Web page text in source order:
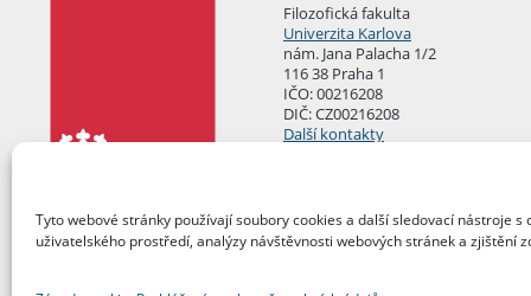
Tyto webové stránky používají soubory cookies a další sledovací nástroje s
uživatelského prostředí, analýzy návštěvnosti webových stránek a zjištění
Filozofická fakulta
Univerzita Karlova
nám. Jana Palacha 1/2
116 38 Praha 1
IČO: 00216208
DIČ: CZ00216208
Další kontakty